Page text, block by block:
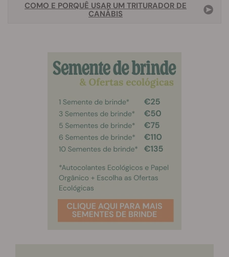
COMO E PORQUÊ USAR UM TRITURADOR DE
CANÁBIS